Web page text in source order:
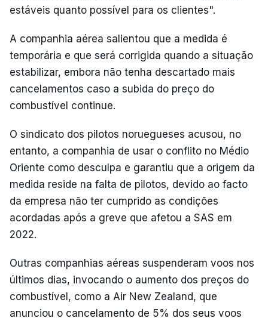
estáveis quanto possível para os clientes".
A companhia aérea salientou que a medida é
temporária e que será corrigida quando a situação
estabilizar, embora não tenha descartado mais
cancelamentos caso a subida do preço do
combustível continue.
O sindicato dos pilotos noruegueses acusou, no
entanto, a companhia de usar o conflito no Médio
Oriente como desculpa e garantiu que a origem da
medida reside na falta de pilotos, devido ao facto
da empresa não ter cumprido as condições
acordadas após a greve que afetou a SAS em
2022.
Outras companhias aéreas suspenderam voos nos
últimos dias, invocando o aumento dos preços do
combustível, como a Air New Zealand, que
anunciou o cancelamento de 5% dos seus voos